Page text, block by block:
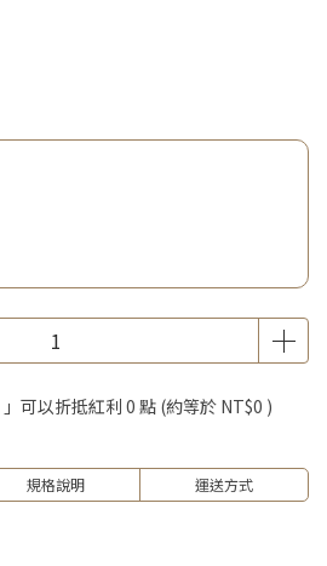
可以折抵紅利0 點 (約等於 NT$0 )
規格說明 運送方式